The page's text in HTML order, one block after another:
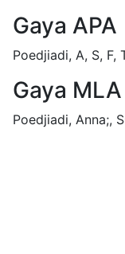
Gaya APA
Poedjiadi, A, S, F,
Gaya MLA
Poedjiadi, Anna;,